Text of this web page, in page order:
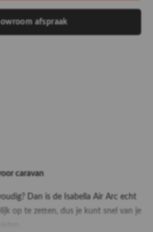
afspraak
caravan
Dan is de Isabella Air Arc echt
op te zetten, dus je kunt snel van je